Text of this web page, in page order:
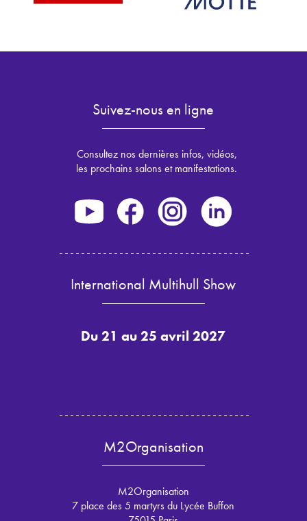
Suivez-nous en ligne
Consultez nos dernières infos, vidéos,
les prochains salons et manifestations.
International Multihull Show
Du 21 au 25 avril 2027
M2Organisation
M2Organisation
7 place des 5 martyrs du Lycée Buffon